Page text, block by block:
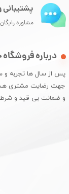
درباره
پس از سال ها تجربه و
جهت رضایت مشتری
و ضمانت بی قید و
مشاوره